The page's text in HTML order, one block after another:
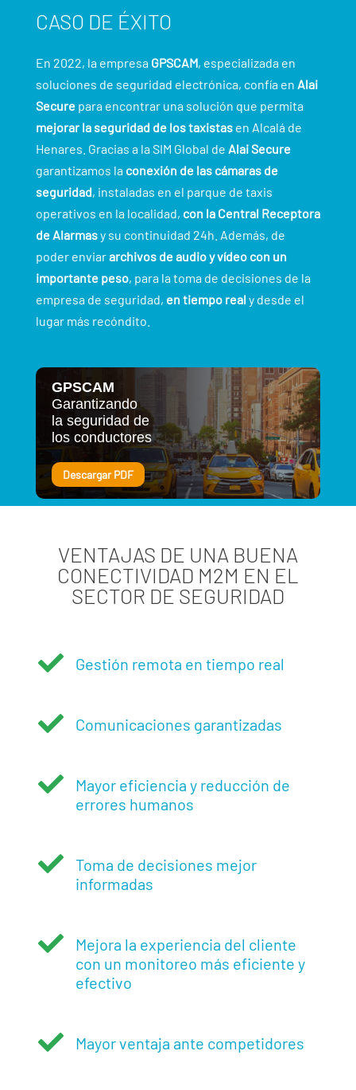
CASO DE ÉXITO
En 2022, la empresa GPSCAM, especializada en
soluciones de seguridad electrónica, confía en Alai
Securepara encontrar una solución que permita
mejorar la seguridad de los taxistasen Alcalá de
Henares. Gracias a la SIM Global de Alai Secure
garantizamos la conexión de las cámaras de
seguridad, instaladas en el parque de taxis
operativos en la localidad, con la Central Receptora
de Alarmasy su continuidad 24h. Además, de
poder enviararchivos de audio y vídeo con un
importante peso, para la toma de decisiones de la
empresa de seguridad, en tiempo real y desde el
lugar más recóndito.
GPSCAM
Garantizando
la seguridad de
los conductores
Descargar PDF
VENTAJAS DE UNA BUENA
CONECTIVIDAD M2M EN EL
SECTOR DE SEGURIDAD
 Gestión remota en tiempo real
 Comunicaciones garantizadas

Mayor eficiencia y reducción de
errores humanos

Toma de decisiones mejor
informadas

Mejora la experiencia del cliente
con un monitoreo más eficiente y
efectivo
 Mayor ventaja ante competidores